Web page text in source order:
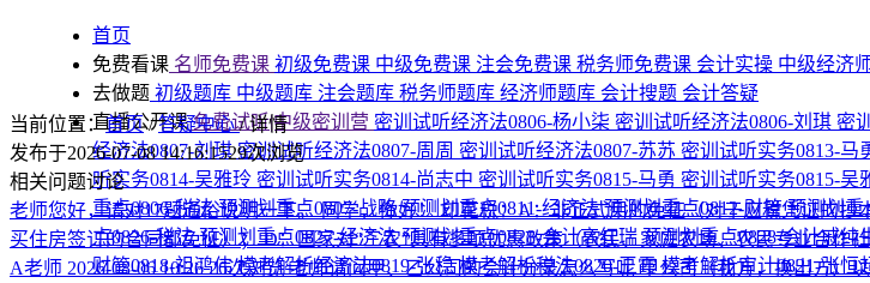
首页
免费看课 名师免费课 初级免费课 中级免费课 注会免费课 税务师免费课 会计实操 中级经济
去做题 初级题库 中级题库 注会题库 税务师题库 经济师题库 会计搜题 会计答疑
直播公开课免费试听|中级密训营 密训试听经济法0806-杨小柒 密训试听经济法0806-刘琪 密
经济法0807-刘琪密训试听经济法0807-周周 密训试听经济法0807-苏苏 密训试听实务0813-马
听实务0814-吴雅玲 密训试听实务0814-尚志中 密训试听实务0815-马勇 密训试听实务0815-吴
重点0806-税法预测划重点0807-战略预测划重点0811-经济法预测划重点0812-财管预测划重
点0826-税法预测划重点0827-经济法预测划重点0828-会计高红瑞预测划重点0828-会计戚纯
财管0818-祖鸿伟模考解析经济法0819-张稳模考解析税法0820-王霞模考解析审计0821-张恒
当前位置：首页/答疑中心/详情
发布于2026-07-08 14:16:1529次浏览
相关问题讨论
老师您好，请对17题通俗说明一下。同学，你好！ 印花税：A：非正式用的免征（对于应税凭证的
买住房签订的合同都免征）； D：国家对“三农”具有多项优惠政策（农民、家庭农场、农民专业合
A老师 2026-08-06 10:2626次浏览老师请问甲、乙公司的会计分录怎么写呢 甲公司（我方，换出方）